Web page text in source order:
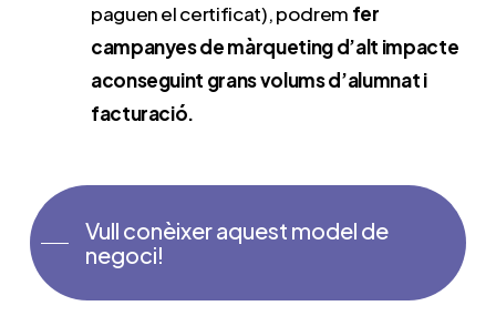
paguen el certificat), podrem fer
campanyes de màrqueting d’alt impacte
aconseguint grans volums d’alumnat i
facturació.
Vull conèixer aquest model de
negoci!